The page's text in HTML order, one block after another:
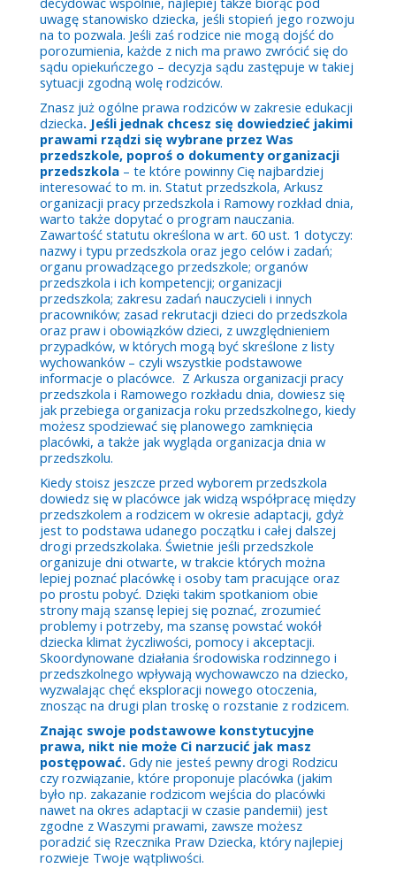
uwagę stanowisko dziecka, jeśli stopień jego rozwoju
na to pozwala. Jeśli zaś rodzice nie mogą dojść do
porozumienia, każde z nich ma prawo zwrócić się do
sądu opiekuńczego – decyzja sądu zastępuje w takiej
sytuacji zgodną wolę rodziców.
Znasz już ogólne prawa rodziców w zakresie edukacji
dziecka. Jeśli jednak chcesz się dowiedzieć jakimi
prawami rządzi się wybrane przez Was
przedszkole, poproś o dokumenty organizacji
przedszkola– te które powinny Cię najbardziej
interesować to m. in. Statut przedszkola, Arkusz
organizacji pracy przedszkola i Ramowy rozkład dnia,
warto także dopytać o program nauczania.
Zawartość statutu określona w art. 60 ust. 1 dotyczy:
nazwy i typu przedszkola oraz jego celów i zadań;
organu prowadzącego przedszkole; organów
przedszkola i ich kompetencji; organizacji
przedszkola; zakresu zadań nauczycieli i innych
pracowników; zasad rekrutacji dzieci do przedszkola
oraz praw i obowiązków dzieci, z uwzględnieniem
przypadków, w których mogą być skreślone z listy
wychowanków – czyli wszystkie podstawowe
informacje o placówce. Z Arkusza organizacji pracy
przedszkola i Ramowego rozkładu dnia, dowiesz się
jak przebiega organizacja roku przedszkolnego, kiedy
możesz spodziewać się planowego zamknięcia
placówki, a także jak wygląda organizacja dnia w
przedszkolu.
Kiedy stoisz jeszcze przed wyborem przedszkola
dowiedz się w placówce jak widzą współpracę między
przedszkolem a rodzicem w okresie adaptacji, gdyż
jest to podstawa udanego początku i całej dalszej
drogi przedszkolaka. Świetnie jeśli przedszkole
organizuje dni otwarte, w trakcie których można
lepiej poznać placówkę i osoby tam pracujące oraz
po prostu pobyć. Dzięki takim spotkaniom obie
strony mają szansę lepiej się poznać, zrozumieć
problemy i potrzeby, ma szansę powstać wokół
dziecka klimat życzliwości, pomocy i akceptacji.
Skoordynowane działania środowiska rodzinnego i
przedszkolnego wpływają wychowawczo na dziecko,
wyzwalając chęć eksploracji nowego otoczenia,
znosząc na drugi plan troskę o rozstanie z rodzicem.
Znając swoje podstawowe konstytucyjne
prawa, nikt nie może Ci narzucić jak masz
postępować.Gdy nie jesteś pewny drogi Rodzicu
czy rozwiązanie, które proponuje placówka (jakim
było np. zakazanie rodzicom wejścia do placówki
nawet na okres adaptacji w czasie pandemii) jest
zgodne z Waszymi prawami, zawsze możesz
poradzić się Rzecznika Praw Dziecka, który najlepiej
rozwieje Twoje wątpliwości.